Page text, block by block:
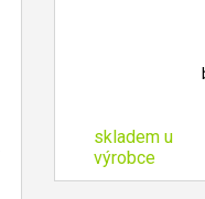
skladem u
výrobce